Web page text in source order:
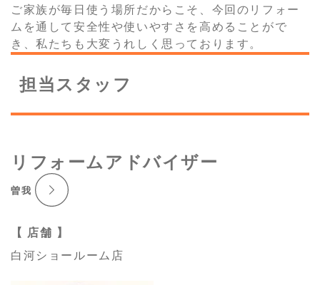
ご家族が毎日使う場所だからこそ、今回のリフォー
ムを通して安全性や使いやすさを高めることがで
き、私たちも大変うれしく思っております。
担当スタッフ
リフォームアドバイザー
曽我
【 店舗 】
白河ショールーム店